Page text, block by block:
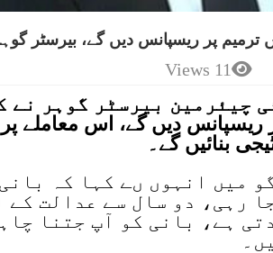
11 Views
چیئرمین بیرسٹر گوہر نے
27ویں ترمیم پر ریسپانس دیں گے، اس
بنائیں گے۔
میں انہوں ںے کہا کہ
رہی، دو سال سے عدالت کے
ہے، بانی کو آپ جتنا